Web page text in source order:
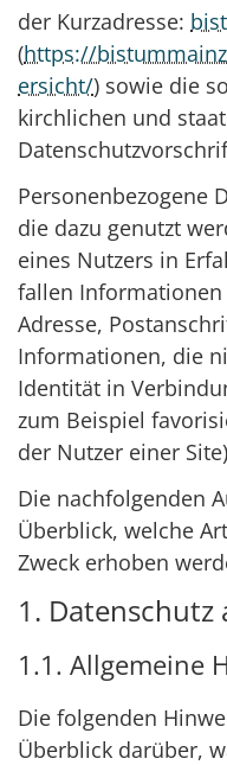
der Kurzadresse:
(https://
ersicht/) sowie die
kirchlichen und
Personenbezogene
die dazu genutzt
eines Nutzers in
fallen
Adresse,
Informationen, die
Identität in
zum Beispiel
der Nutzer einer
Die nachfolgenden
Überblick, welche
Zweck erhoben
1. Datenschutz
1.1. Allgemeine
Die folgenden
Überblick darüber,